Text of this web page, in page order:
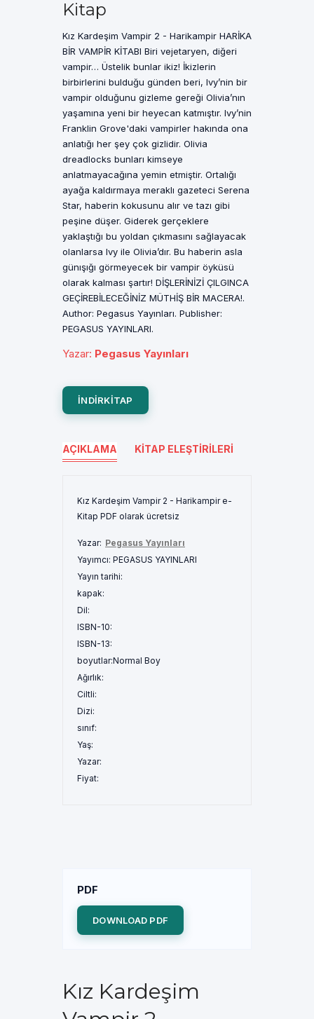
Kitap
Kız Kardeşim Vampir 2 - Harikampir HARİKA
BİR VAMPİR KİTABI Biri vejetaryen, diğeri
vampir… Üstelik bunlar ikiz! İkizlerin
birbirlerini bulduğu günden beri, Ivy’nin bir
vampir olduğunu gizleme gereği Olivia’nın
yaşamına yeni bir heyecan katmıştır. Ivy’nin
Franklin Grove'daki vampirler hakında ona
anlatığı her şey çok gizlidir. Olivia
dreadlocks bunları kimseye
anlatmayacağına yemin etmiştir. Ortalığı
ayağa kaldırmaya meraklı gazeteci Serena
Star, haberin kokusunu alır ve tazı gibi
peşine düşer. Giderek gerçeklere
yaklaştığı bu yoldan çıkmasını sağlayacak
olanlarsa Ivy ile Olivia’dır. Bu haberin asla
günışığı görmeyecek bir vampir öyküsü
olarak kalması şartır! DİŞLERİNİZİ ÇILGINCA
GEÇİREBİLECEĞİNİZ MÜTHİŞ BİR MACERA!.
Author: Pegasus Yayınları. Publisher:
PEGASUS YAYINLARI.
Yazar: Pegasus Yayınları
INDIRKITAP
AÇIKLAMA KITAP ELEŞTIRILERI
Kız Kardeşim Vampir 2 - Harikampir e-
Kitap PDF olarak ücretsiz
Yazar: Pegasus Yayınları
Yayımcı: PEGASUS YAYINLARI
Yayın tarihi:
kapak:
Dil:
ISBN-10:
ISBN-13:
boyutlar:Normal Boy
Ağırlık:
Ciltli:
Dizi:
sınıf:
Yaş:
Yazar:
Fiyat:
PDF
DOWNLOAD PDF
Kız Kardeşim